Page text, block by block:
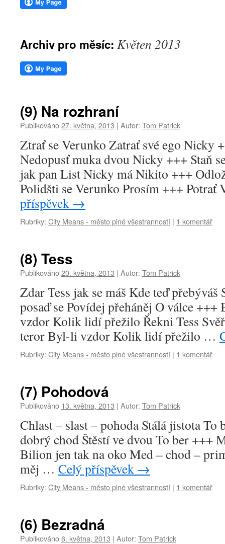
webu
Archiv pro měsíc: Květen 2013
(9) Na rozhraní
Publikováno27. května, 2013 | Autor: Tom Patrick
Ztrať se Verunko Zatrať své ego Nicky
Nedopusť muka dvou Nicky +++ Staň
jak pan List Nicky má Nikito +++
Polidšti se Verunko Prosím +++
příspěvek →
Rubriky: City Means - město plné všestranností | 1 komentář
(8) Tess
Publikováno20. května, 2013 | Autor: Tom Patrick
Zdar Tess jak se máš Kde teď přebýváš
posaď se Povídej přeháněj O válce
vzdor Kolik lidí přežilo Řekni Tess
teror Byl-li vzdor Kolik lidí přežilo …
Rubriky: City Means - město plné všestranností | 1 komentář
(7) Pohodová
Publikováno 13. května, 2013 | Autor: Tom Patrick
Chlast – slast – pohoda Stálá jistota To
dobrý chod Štěstí ve dvou To ber +++
Bilion jen tak na oko Med – chod –
měj … Celý příspěvek →
Rubriky: City Means - město plné všestranností | 1 komentář
(6) Bezradná
Publikováno6. května, 2013 | Autor: Tom Patrick